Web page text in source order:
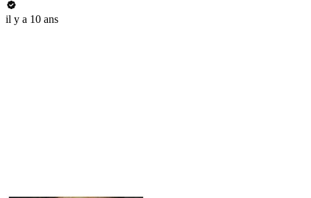
il y a 10 ans